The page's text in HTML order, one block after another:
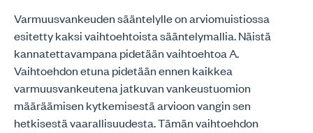
Varmuusvankeuden sääntelylle on arviomuistiossa
esitetty kaksi vaihtoehtoista sääntelymallia. Näistä
kannatettavampana pidetään vaihtoehtoa A.
Vaihtoehdon etuna pidetään ennen kaikkea
varmuusvankeutena jatkuvan vankeustuomion
määräämisen kytkemisestä arvioon vangin sen
hetkisestä vaarallisuudesta. Tämän vaihtoehdon